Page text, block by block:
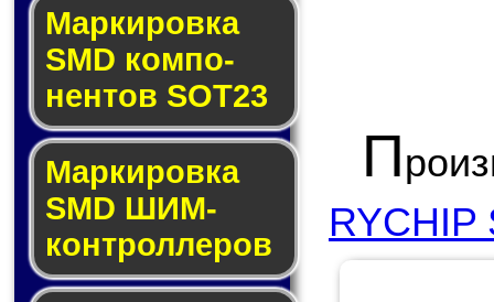
Маркировка
SMD ком­по­
нен­тов SOT23
Маркировка
SMD ШИМ-
кон­трол­ле­ров
П
RYCHIP